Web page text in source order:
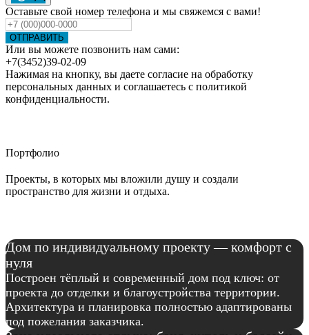
Оставьте свой номер телефона и мы свяжемся с вами!
ОТПРАВИТЬ
Или вы можете позвонить нам сами:
+7(3452)39-02-09
Нажимая на кнопку, вы даете согласие на обработку
персональных данных и соглашаетесь c политикой
конфиденциальности.
Портфолио
Проекты, в которых мы вложили душу и создали
пространство для жизни и отдыха.
Дом по индивидуальному проекту — комфорт с
нуля
Построен тёплый и современный дом под ключ: от
проекта до отделки и благоустройства территории.
Архитектура и планировка полностью адаптированы
под пожелания заказчика.